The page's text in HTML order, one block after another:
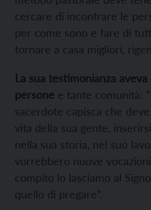
cercare di incontrare le
per come sono e fare di
tornare a casa migliori,
La sua testimonianza
persone e tante comunità:
sacerdote capisca che
vita della sua gente,
nella sua storia, nel suo
vorrebbero nuove
compito lo lasciamo al
quello di pregare”.